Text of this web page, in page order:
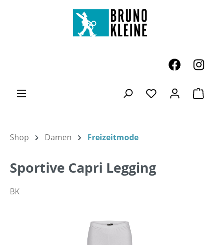
Zum Hauptinhalt springen
Du hast 0
Shop Damen Freizeitmode
Sportive Capri Legging
BK
Bildergalerie überspringen